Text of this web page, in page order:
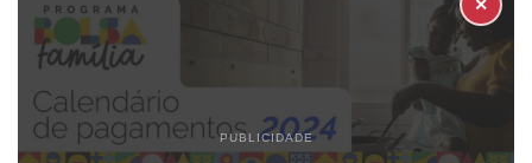
PUBLICIDADE
✕